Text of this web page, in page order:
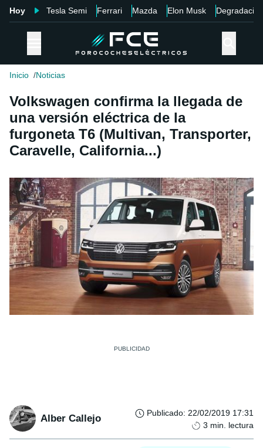
Hoy Tesla Semi Ferrari Mazda Elon Musk Degradación
Inicio Noticias
Volkswagen confirma la llegada de
una versión eléctrica de la
furgoneta T6 (Multivan, Transporter,
Caravelle, California...)
Alber Callejo Publicado: 22/02/2019 17:31
3 min. lectura